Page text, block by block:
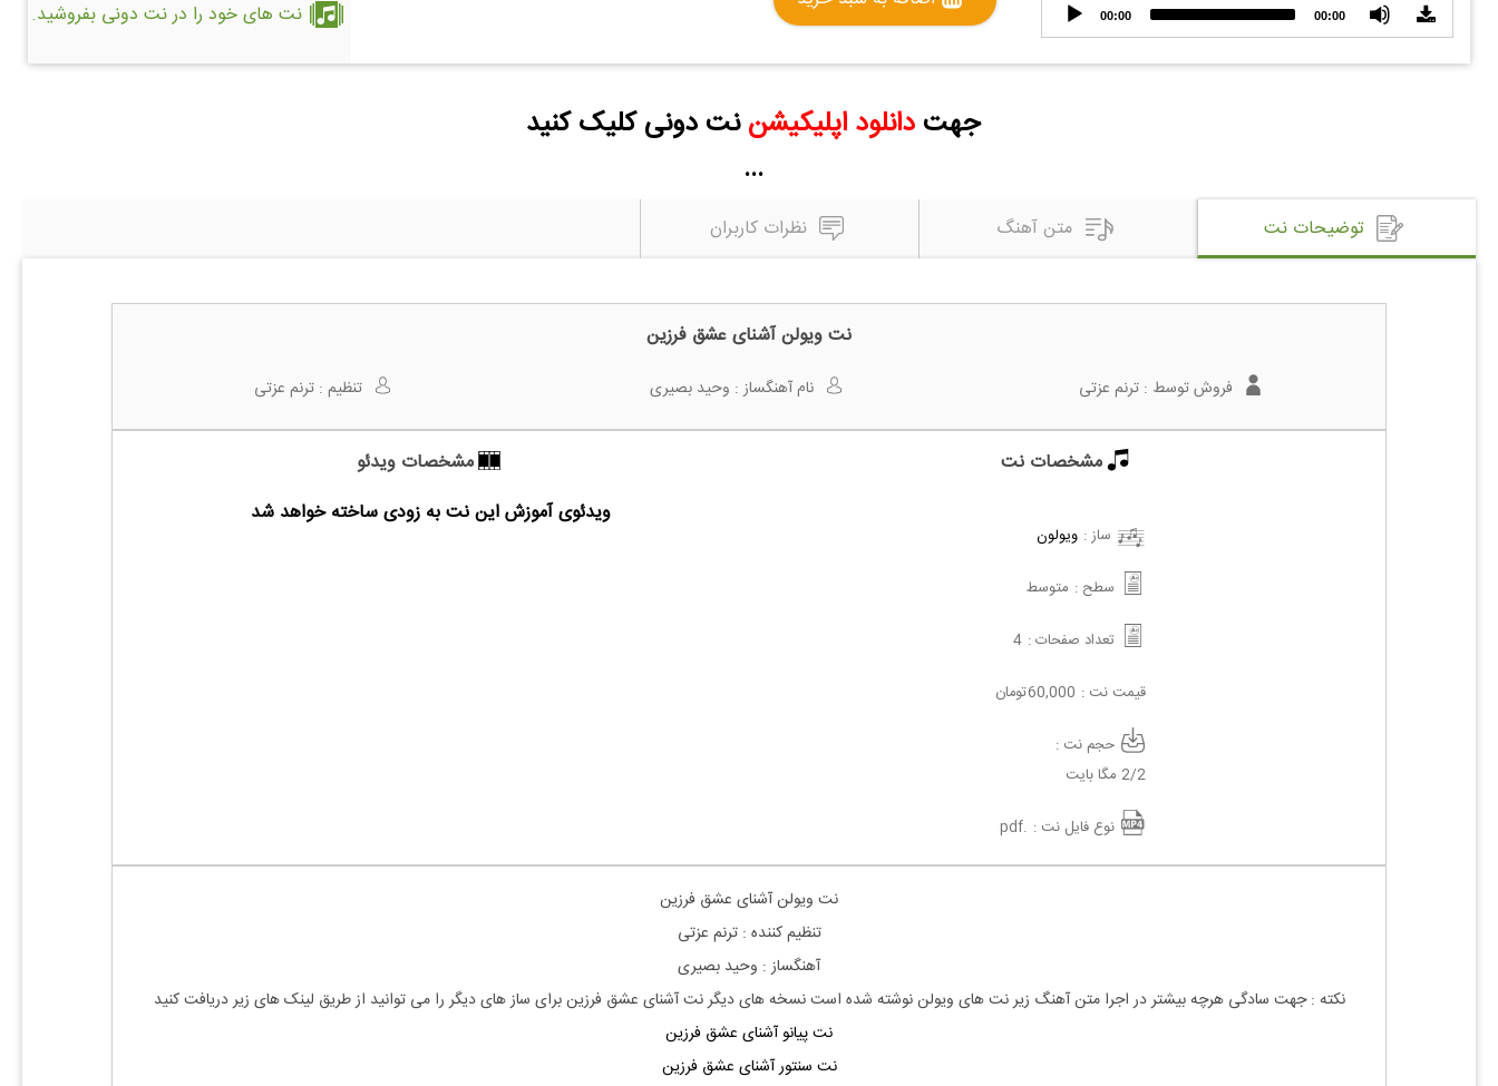
Audio
Player
00:00 00:00 نت های خود را در نت دونی بفروشید.
جهتدانلود اپلیکیشن نت دونی کلیک کنید
...
توضیحات نت متن آهنگ نظرات کاربران
نت ویولن آشنای عشق فرزین
فروش توسط :ترنم عزتی نام آهنگساز : وحید بصیری تنظیم :ترنم عزتی
مشخصات نت
ساز : ویولون
سطح : متوسط
تعداد صفحات : 4
قیمت نت : 60,000تومان
حجم نت :
2/2 مگا بایت
نوع فایل نت : .pdf
مشخصات ویدئو
ویدئوی آموزش این نت به زودی ساخته خواهد شد
نت ویولن آشنای عشق فرزین
تنظیم کننده : ترنم عزتی
آهنگساز : وحید بصیری
نکته : جهت سادگی هرچه بیشتر در اجرا متن آهنگ زیر نت های ویولن نوشته شده است نسخه های دیگر نت آشنای عشق فرزین برای ساز های دیگر را می توانید از طریق لینک های زیر دریافت کنید
نت پیانو آشنای عشق فرزین
نت سنتور آشنای عشق فرزین